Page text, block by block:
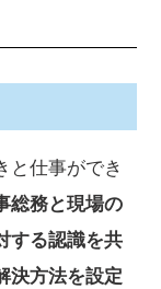
と仕事ができ
総務と現場の
する認識を共
決方法を設定